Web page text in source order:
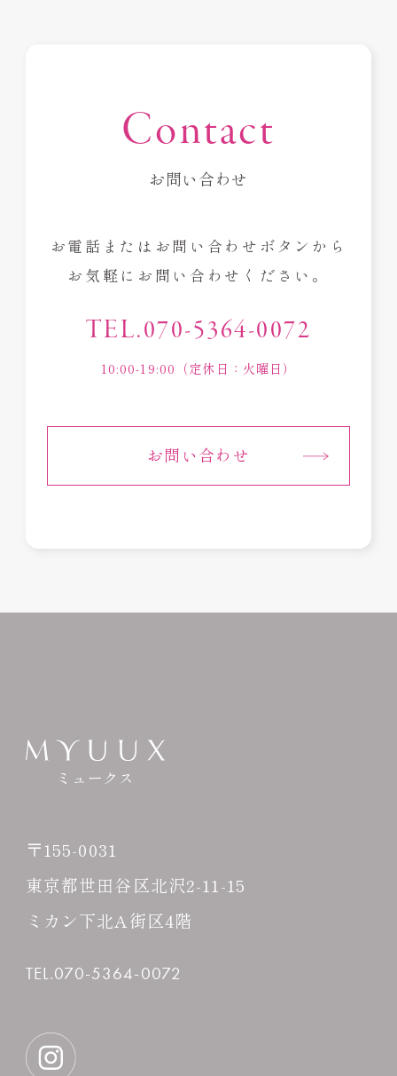
Contact
お問い合わせ
お電話またはお問い合わせボタンから
お気軽にお問い合わせください。
TEL.070-5364-0072
10:00-19:00（定休日：火曜日）
お問い合わせ
ミュークス
〒155-0031
東京都世田谷区北沢2-11-15
ミカン下北A街区4階
TEL.070-5364-0072